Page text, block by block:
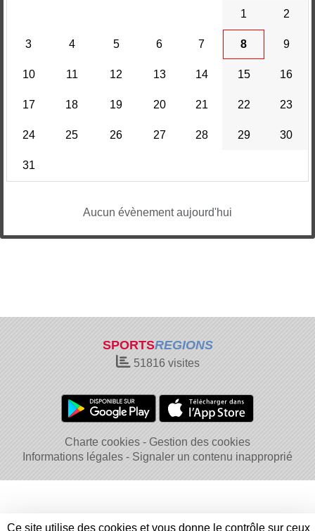
1 2
3 4 5 6 7 8 9
10 11 12 13 14 15 16
17 18 19 20 21 22 23
24 25 26 27 28 29 30
31
Aucun évènement aujourd'hui
SPORTSREGIONS
51816visites
Charte cookies
Gestion des cookies
Informations légales
Signaler un contenu inapproprié
Ce site utilise des cookies et vous donne le contrôle sur ceux